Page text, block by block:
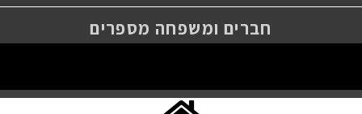
חברים ומשפחה מספרים